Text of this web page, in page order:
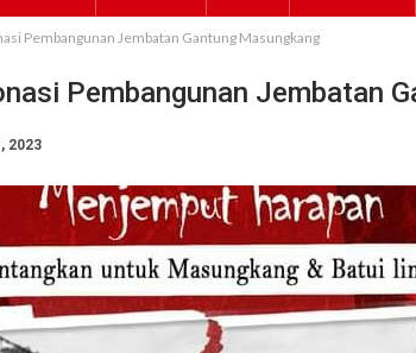
Pembangunan Jembatan Gantung Masungkang
Pembangunan Jembatan
2023